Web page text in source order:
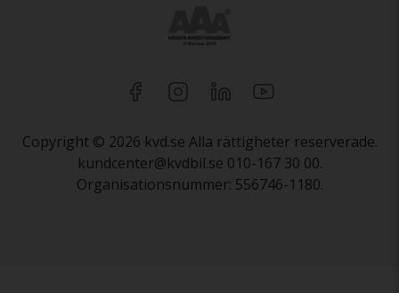
Copyright © 2026 kvd.se Alla rättigheter reserverade.
kundcenter@kvdbil.se 010-167 30 00.
Organisationsnummer: 556746-1180.